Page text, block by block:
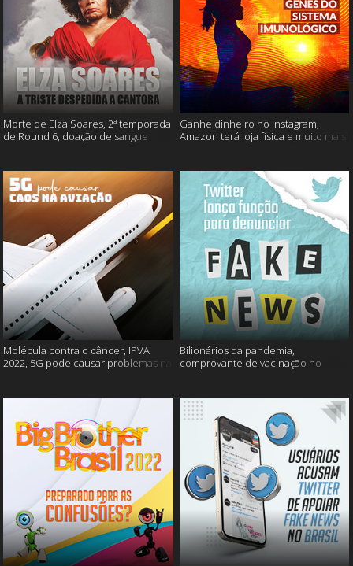
Morte de Elza Soares, 2ª temporada
de Round 6, doação de sangue
Ganhe dinheiro no Instagram,
Amazon terá loja física e muito mais!
Molécula contra o câncer, IPVA
2022, 5G pode causar problemas na
Bilionários da pandemia,
comprovante de vacinação no